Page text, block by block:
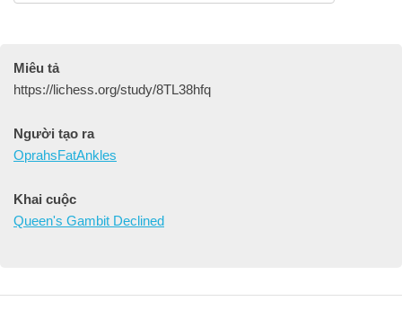
Miêu tả
https://lichess.org/study/8TL38hfq
Người tạo ra
OprahsFatAnkles
Khai cuộc
Queen's Gambit Declined